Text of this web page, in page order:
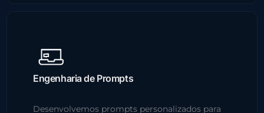
Engenharia de Prompts
Desenvolvemos prompts personalizados para